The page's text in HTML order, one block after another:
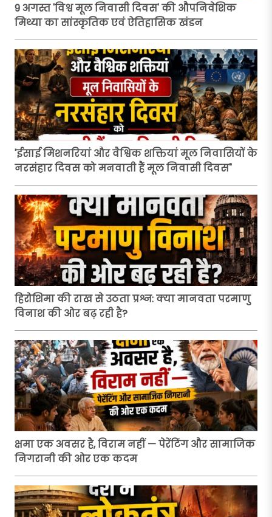
9 अगस्त 'विश्व मूल निवासी दिवस' की औपनिवेशिक
मिथ्या का सांस्कृतिक एवं ऐतिहासिक खंडन
'ईसाई मिशनरियां और वैश्विक शक्तियां मूल निवासियों के
नरसंहार दिवस को मनवाती हैं मूल निवासी दिवस"
हिरोशिमा की राख से उठता प्रश्न: क्या मानवता परमाणु
विनाश की ओर बढ़ रही है?
क्षमा एक अवसर है, विराम नहीं — पेरेंटिंग और सामाजिक
निगरानी की ओर एक कदम